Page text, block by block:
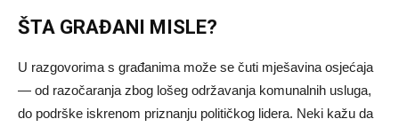
ŠTA GRAĐANI MISLE?
U razgovorima s građanima može se čuti mješavina osjećaja
— od razočaranja zbog lošeg održavanja komunalnih usluga,
do podrške iskrenom priznanju političkog lidera. Neki kažu da